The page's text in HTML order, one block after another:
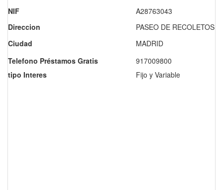
NIF
A28763043
Direccion
PASEO DE RECOLETOS,
Ciudad
MADRID
Telefono Préstamos Gratis
917009800
tipo Interes
Fijo y Variable